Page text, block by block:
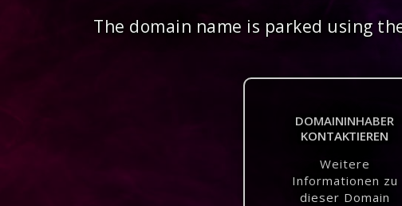
The domain name is parked using
DOMAININHABER
KONTAKTIEREN
Weitere
Informationen zu
dieser Domain